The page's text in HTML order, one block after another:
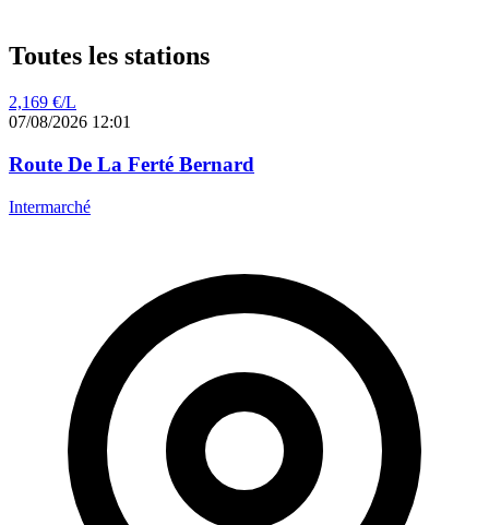
Toutes les stations
2,169 €/L
07/08/2026 12:01
Route De La Ferté Bernard
Intermarché